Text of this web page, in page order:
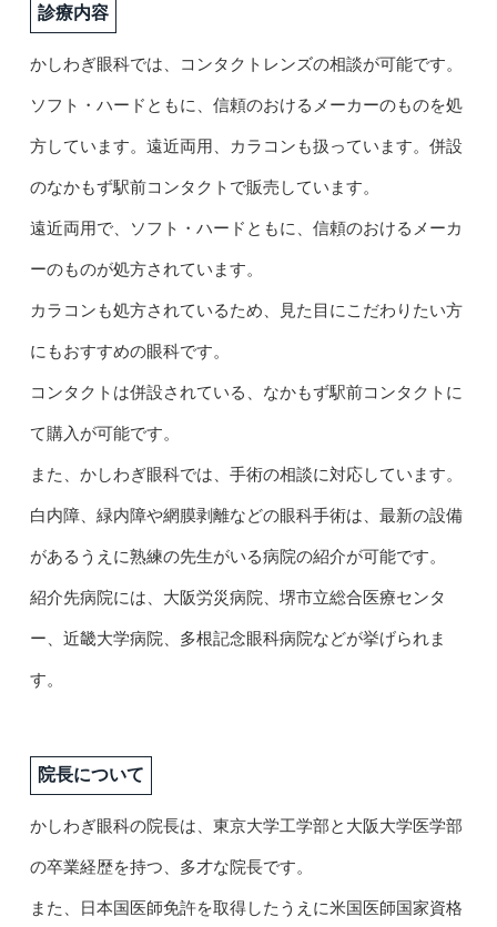
診療内容
かしわぎ眼科では、コンタクトレンズの相談が可能です。
ソフト・ハードともに、信頼のおけるメーカーのものを処
方しています。遠近両用、カラコンも扱っています。併設
のなかもず駅前コンタクトで販売しています。
遠近両用で、ソフト・ハードともに、信頼のおけるメーカ
ーのものが処方されています。
カラコンも処方されているため、見た目にこだわりたい方
にもおすすめの眼科です。
コンタクトは併設されている、なかもず駅前コンタクトに
て購入が可能です。
また、かしわぎ眼科では、手術の相談に対応しています。
白内障、緑内障や網膜剥離などの眼科手術は、最新の設備
があるうえに熟練の先生がいる病院の紹介が可能です。
紹介先病院には、大阪労災病院、堺市立総合医療センタ
ー、近畿大学病院、多根記念眼科病院などが挙げられま
す。
院長について
かしわぎ眼科の院長は、東京大学工学部と大阪大学医学部
の卒業経歴を持つ、多才な院長です。
また、日本国医師免許を取得したうえに米国医師国家資格